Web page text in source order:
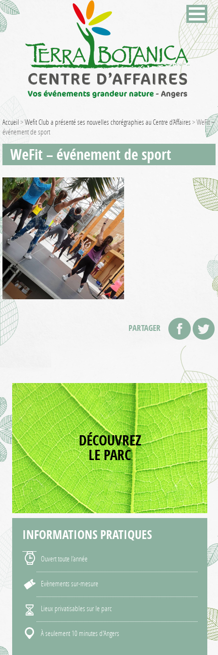
Accueil >Wefit Club a présenté ses nouvelles chorégraphies au Centre d’Affaires>WeFit –
événement de sport
WeFit – événement de sport
PARTAGER
DÉCOUVREZ
LE PARC
INFORMATIONS PRATIQUES
Ouvert toute l’année
Evènements sur-mesure
Lieux privatisables sur le parc
À seulement 10 minutes d'Angers